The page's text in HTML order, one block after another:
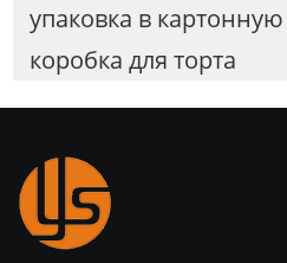
упаковка в
коробка для торта